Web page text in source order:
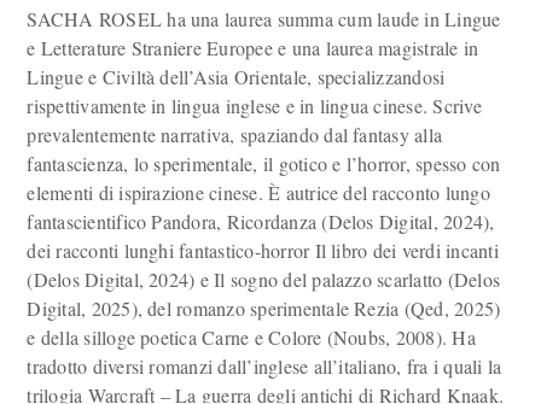
SACHA ROSEL ha una laurea summa cum laude in Lingue
e Letterature Straniere Europee e una laurea magistrale in
Lingue e Civiltà dell’Asia Orientale, specializzandosi
rispettivamente in lingua inglese e in lingua cinese. Scrive
prevalentemente narrativa, spaziando dal fantasy alla
fantascienza, lo sperimentale, il gotico e l’horror, spesso con
elementi di ispirazione cinese. È autrice del racconto lungo
fantascientifico Pandora, Ricordanza (Delos Digital, 2024),
dei racconti lunghi fantastico-horror Il libro dei verdi incanti
(Delos Digital, 2024) e Il sogno del palazzo scarlatto (Delos
Digital, 2025), del romanzo sperimentale Rezia (Qed, 2025)
e della silloge poetica Carne e Colore (Noubs, 2008). Ha
tradotto diversi romanzi dall’inglese all’italiano, fra i quali la
trilogia Warcraft – La guerra degli antichi di Richard Knaak.